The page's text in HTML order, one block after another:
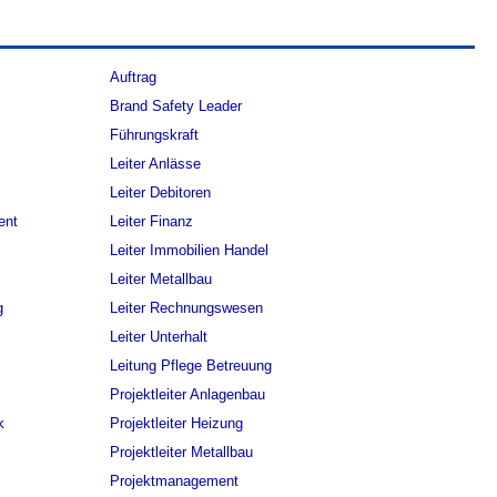
Auftrag
Brand Safety Leader
Führungskraft
Leiter Anlässe
Leiter Debitoren
Leiter Finanz
Leiter Immobilien Handel
Leiter Metallbau
Leiter Rechnungswesen
Leiter Unterhalt
Leitung Pflege Betreuung
Projektleiter Anlagenbau
Projektleiter Heizung
Projektleiter Metallbau
Projektmanagement